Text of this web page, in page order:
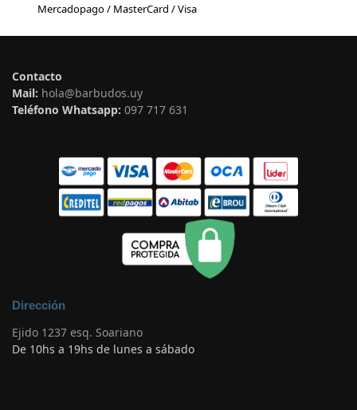
Mercadopago / MasterCard / Visa
Contacto
Mail: hola@barbudos.uy
Teléfono Whatsapp: 097 717 631
Dirección
Ejido 1237 esq. Soariano
De 10hs a 19hs de lunes a sábado